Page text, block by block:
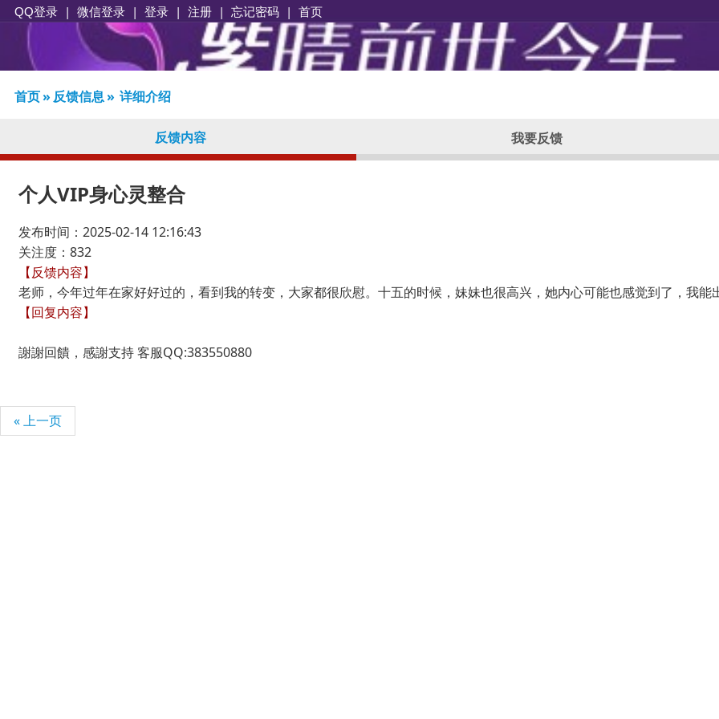
QQ登录 | 微信登录 | 登录 | 注册 | 忘记密码 | 首页
首页» 反馈信息» 详细介绍
反馈内容 我要反馈
个人VIP身心灵整合
发布时间：2025-02-14 12:16:43
关注度：832
【反馈内容】
老师，今年过年在家好好过的，看到我的转变，大家都很欣慰。十五的时候，妹妹也很高兴，她内心可能也感觉到了，我能
【回复内容】
謝謝回饋，感謝支持 客服QQ:383550880
« 上一页